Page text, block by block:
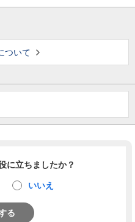
ついて
に立ちましたか？
いいえ
る